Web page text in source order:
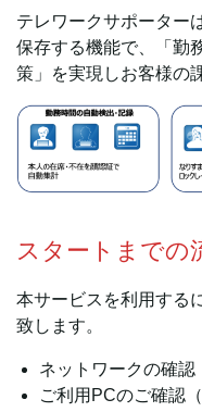
テレワークサポーター
保存する機能で、「勤
策」を実現しお客様の
スタートまでの
本サービスを利用する
致します。
ネットワークの確認
ご利用PCのご確認